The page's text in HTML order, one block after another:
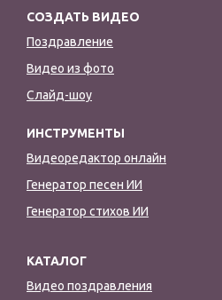
СОЗДАТЬ ВИДЕО
Поздравление
Видео из фото
Слайд-шоу
ИНСТРУМЕНТЫ
Видеоредактор онлайн
Генератор песен ИИ
Генератор стихов ИИ
КАТАЛОГ
Видео поздравления